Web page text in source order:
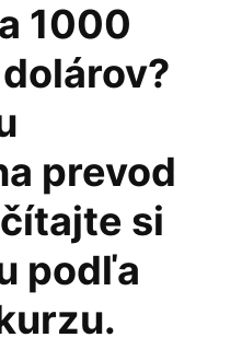
1000
prevod
si
podľa